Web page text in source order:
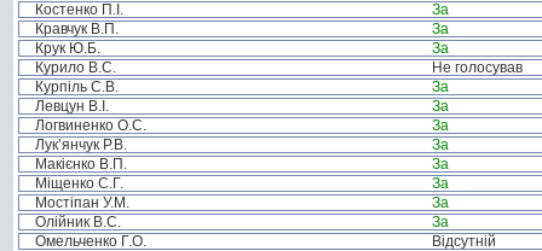
Костенко П.І.
За
Кравчук В.П.
За
Крук Ю.Б.
За
Курило В.С.
Не голосував
Курпіль С.В.
За
Левцун В.І.
За
Логвиненко О.С.
За
Лук’янчук Р.В.
За
Макієнко В.П.
За
Міщенко С.Г.
За
Мостіпан У.М.
За
Олійник В.С.
За
Омельченко Г.О.
Відсутній